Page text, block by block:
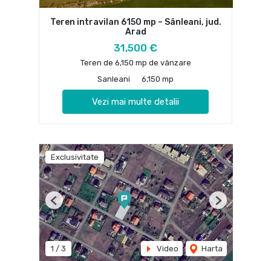
Teren intravilan 6150 mp – Sânleani, jud.
Arad
31,500 €
Teren de 6,150 mp de vânzare
Sanleani
6,150 mp
Vezi mai multe detalii
Exclusivitate
1 / 3 Video Harta
Previous Next